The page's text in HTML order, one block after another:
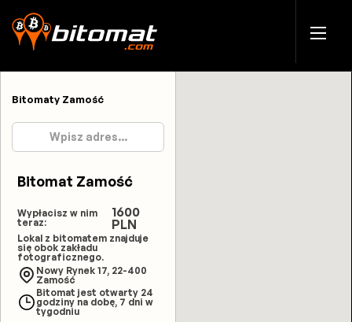
Bitomaty Zamość
Bitomat Zamość
Wypłacisz w nim
teraz:
1600
PLN
Lokal z bitomatem znajduje
się obok zakładu
fotograficznego.
Nowy Rynek 17, 22-400
Zamość
Bitomat jest otwarty 24
godziny na dobę, 7 dni w
tygodniu